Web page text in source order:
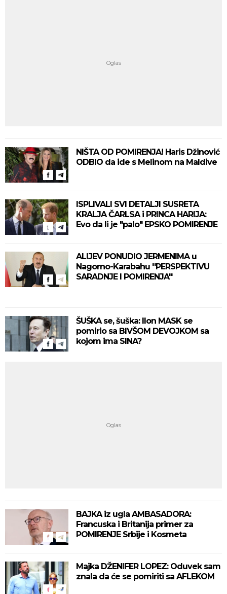
NIŠTA OD POMIRENJA! Haris Džinović
ODBIO da ide s Melinom na Maldive
ISPLIVALI SVI DETALJI SUSRETA
KRALJA ČARLSA i PRINCA HARIJA:
Evo da li je "palo" EPSKO POMIRENJE
ALIJEV PONUDIO JERMENIMA u
Nagorno-Karabahu ''PERSPEKTIVU
SARADNJE I POMIRENJA''
ŠUŠKA se, šuška: Ilon MASK se
pomirio sa BIVŠOM DEVOJKOM sa
kojom ima SINA?
BAJKA iz ugla AMBASADORA:
Francuska i Britanija primer za
POMIRENJE Srbije i Kosmeta
Majka DŽENIFER LOPEZ: Oduvek sam
znala da će se pomiriti sa AFLEKOM